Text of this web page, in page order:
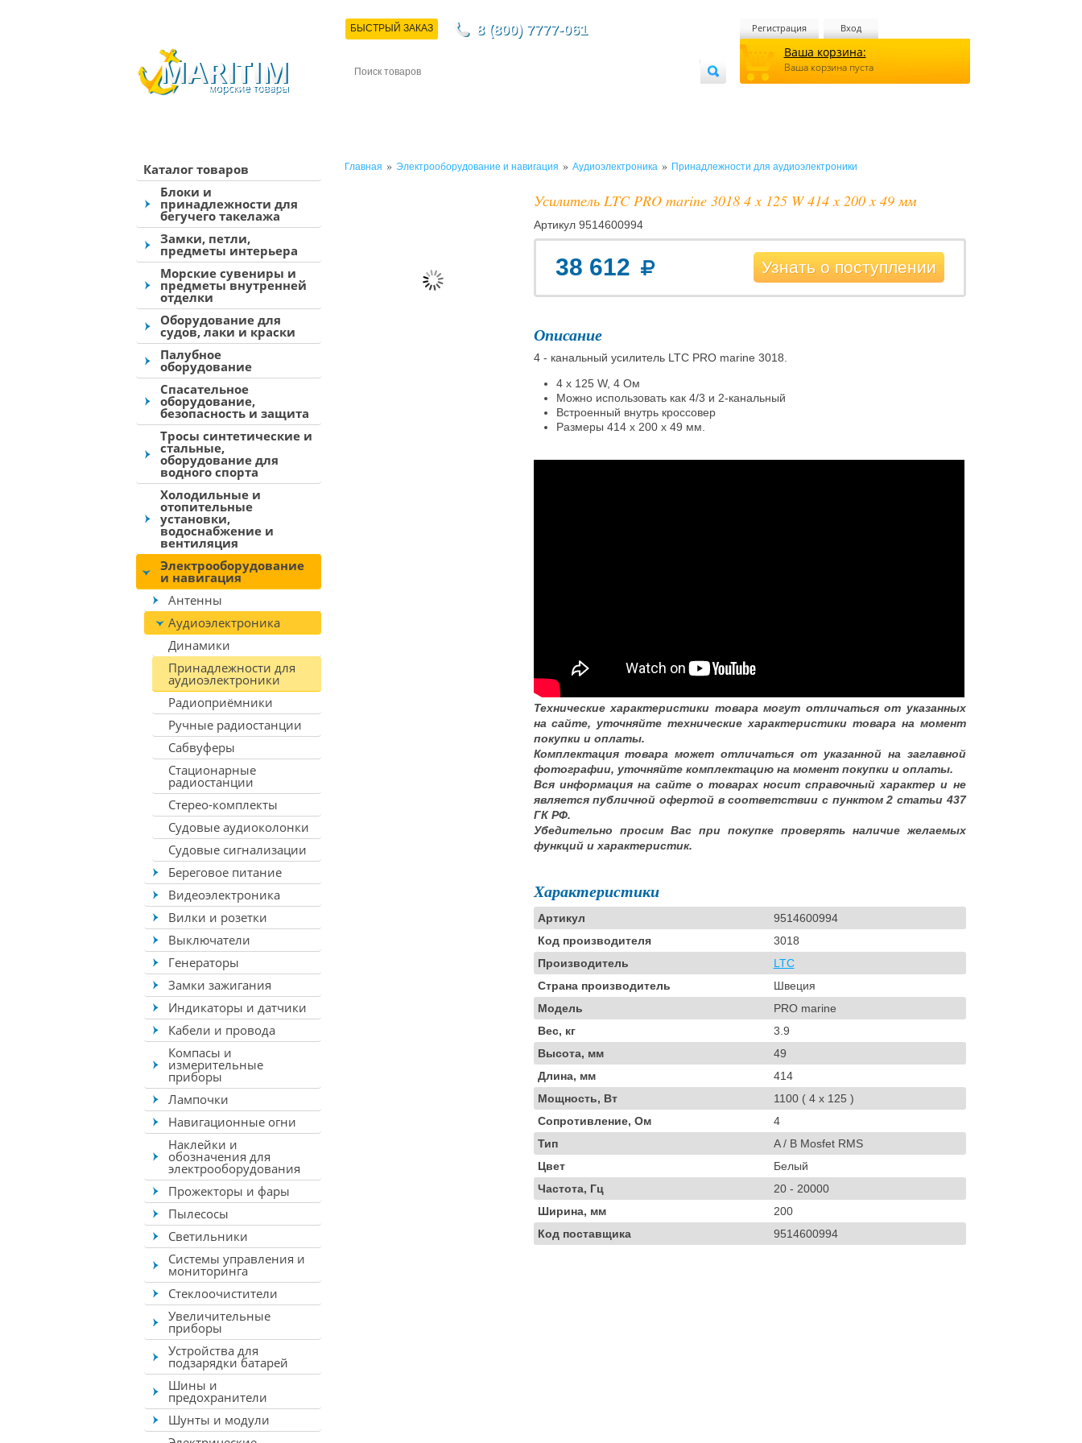
Регистрация Вход
Ваша корзина:
Ваша корзина пуста
БЫСТРЫЙ ЗАКАЗ 8 (800) 7777-061
Каталог товаров
Блоки и
принадлежности для
бегучего такелажа
Замки, петли,
предметы интерьера
Морские сувениры и
предметы внутренней
отделки
Оборудование для
судов, лаки и краски
Палубное
оборудование
Спасательное
оборудование,
безопасность и защита
Тросы синтетические и
стальные,
оборудование для
водного спорта
Холодильные и
отопительные
установки,
водоснабжение и
вентиляция
Электрооборудование
и навигация
Антенны
Аудиоэлектроника
Динамики
Принадлежности для
аудиоэлектроники
Радиоприёмники
Ручные радиостанции
Сабвуферы
Стационарные
радиостанции
Стерео-комплекты
Судовые аудиоколонки
Судовые сигнализации
Береговое питание
Видеоэлектроника
Вилки и розетки
Выключатели
Генераторы
Замки зажигания
Индикаторы и датчики
Кабели и провода
Компасы и
измерительные
приборы
Лампочки
Навигационные огни
Наклейки и
обозначения для
электрооборудования
Прожекторы и фары
Пылесосы
Светильники
Системы управления и
мониторинга
Стеклоочистители
Увеличительные
приборы
Устройства для
подзарядки батарей
Шины и
предохранители
Шунты и модули
Главная » Электрооборудование и навигация » Аудиоэлектроника» Принадлежности для аудиоэлектроники
Усилитель LTC PRO marine 3018 4 x 125 W 414 x 200 x 49 мм
Артикул 9514600994
38 612 Узнать о поступлении
Описание
4 - канальный усилитель LTC PRO marine 3018.
4 х 125 W, 4 Ом
Можно использовать как 4/3 и 2-канальный
Встроенный внутрь кроссовер
Размеры 414 x 200 x 49 мм.
Технические характеристики товара могут отличаться от указанных
на сайте, уточняйте технические характеристики товара на момент
покупки и оплаты.
Комплектация товара может отличаться от указанной на заглавной
фотографии, уточняйте комплектацию на момент покупки и оплаты.
Вся информация на сайте о товарах носит справочный характер и не
является публичной офертой в соответствии с пунктом 2 статьи 437
ГК РФ.
Убедительно просим Вас при покупке проверять наличие желаемых
функций и характеристик.
Характеристики
Артикул
9514600994
Код производителя
3018
Производитель
LTC
Страна производитель
Швеция
Модель
PRO marine
Вес, кг
3.9
Высота, мм
49
Длина, мм
414
Мощность, Вт
1100 ( 4 х 125 )
Сопротивление, Ом
4
Тип
A / B Mosfet RMS
Цвет
Белый
Частота, Гц
20 - 20000
Ширина, мм
200
Код поставщика
9514600994